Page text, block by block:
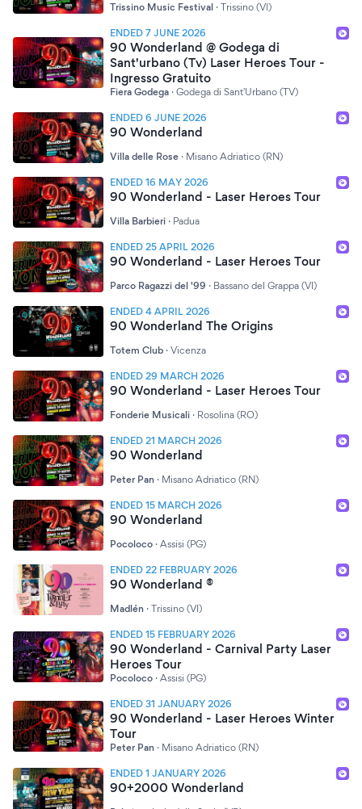
Trissino Music Festival · Trissino (VI)
ENDED 7 JUNE 2026
90 Wonderland @ Godega di
Sant'urbano (Tv) Laser Heroes Tour -
Ingresso Gratuito
Fiera Godega · Godega di Sant'Urbano (TV)
ENDED 6 JUNE 2026
90 Wonderland
Villa delle Rose · Misano Adriatico (RN)
ENDED 16 MAY 2026
90 Wonderland - Laser Heroes Tour
Villa Barbieri · Padua
ENDED 25 APRIL 2026
90 Wonderland - Laser Heroes Tour
Parco Ragazzi del '99 · Bassano del Grappa (VI)
ENDED 4 APRIL 2026
90 Wonderland The Origins
Totem Club · Vicenza
ENDED 29 MARCH 2026
90 Wonderland - Laser Heroes Tour
Fonderie Musicali · Rosolina (RO)
ENDED 21 MARCH 2026
90 Wonderland
Peter Pan · Misano Adriatico (RN)
ENDED 15 MARCH 2026
90 Wonderland
Pocoloco · Assisi (PG)
ENDED 22 FEBRUARY 2026
90 Wonderland ®
Madlén · Trissino (VI)
ENDED 15 FEBRUARY 2026
90 Wonderland - Carnival Party Laser
Heroes Tour
Pocoloco · Assisi (PG)
ENDED 31 JANUARY 2026
90 Wonderland - Laser Heroes Winter
Tour
Peter Pan · Misano Adriatico (RN)
ENDED 1 JANUARY 2026
90+2000 Wonderland